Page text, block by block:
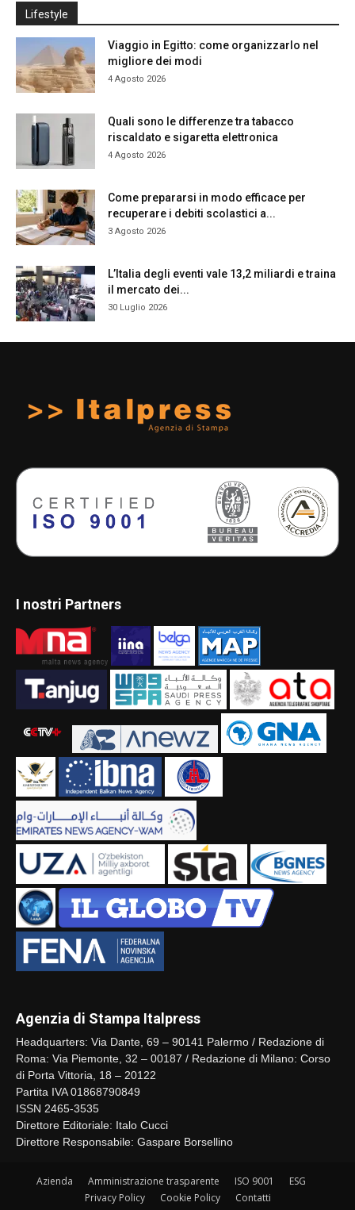
Lifestyle
Viaggio in Egitto: come organizzarlo nel
migliore dei modi
4 Agosto 2026
Quali sono le differenze tra tabacco
riscaldato e sigaretta elettronica
4 Agosto 2026
Come prepararsi in modo efficace per
recuperare i debiti scolastici a...
3 Agosto 2026
L’Italia degli eventi vale 13,2 miliardi e traina
il mercato dei...
30 Luglio 2026
I nostri Partners
Agenzia di Stampa Italpress
Headquarters: Via Dante, 69 – 90141 Palermo / Redazione di
Roma: Via Piemonte, 32 – 00187 / Redazione di Milano: Corso
di Porta Vittoria, 18 – 20122
Partita IVA 01868790849
ISSN 2465-3535
Direttore Editoriale: Italo Cucci
Direttore Responsabile: Gaspare Borsellino
Azienda Amministrazione trasparente ISO 9001
ESG
Privacy Policy
Cookie Policy Contatti